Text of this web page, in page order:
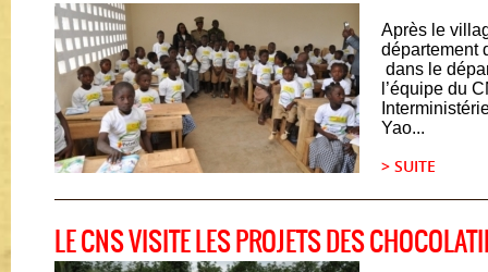
Après le
département
dans le
l’équipe du
Yao...
> SUITE
LE CNS VISITE LES PROJETS DES